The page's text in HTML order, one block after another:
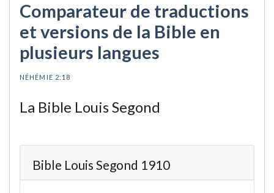
Comparateur de traductions
et versions de la Bible en
plusieurs langues
NÉHÉMIE 2:18
La Bible Louis Segond
Bible Louis Segond 1910